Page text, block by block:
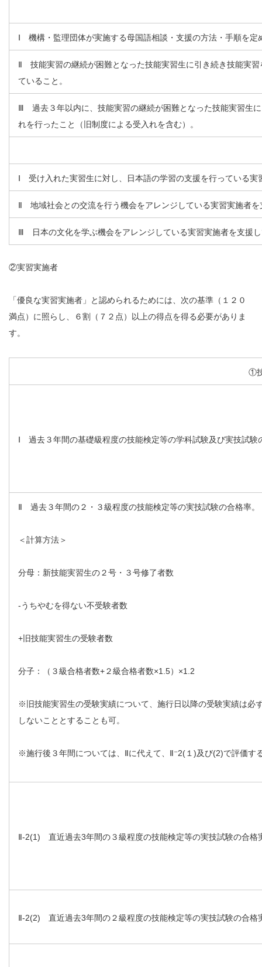
Ⅰ 機構・監理団体が実施する母国語相談・支援の方法・手順を
Ⅱ 技能実習の継続が困難となった技能実習生に引き続き技能実
ていること。
Ⅲ 過去３年以内に、技能実習の継続が困難となった技能実習生
れを行ったこと（旧制度による受入れを含む）。
Ⅰ 受け入れた実習生に対し、日本語の学習の支援を行っている実
Ⅱ 地域社会との交流を行う機会をアレンジしている実習実施者を
Ⅲ 日本の文化を学ぶ機会をアレンジしている実習実施者を支援
②実習実施者
「優良な実習実施者」と認められるためには、次の基準（１２０
満点）に照らし、６割（７２点）以上の得点を得る必要がありま
す。
①
Ⅰ 過去３年間の基礎級程度の技能検定等の学科試験及び実技試
Ⅱ 過去３年間の２・３級程度の技能検定等の実技試験の合格率。
＜計算方法＞
分母：新技能実習生の２号・３号修了者数
-うちやむを得ない不受験者数
+旧技能実習生の受験者数
分子：（３級合格者数+２級合格者数×1.5）×1.2
※旧技能実習生の受験実績について、施行日以降の受験実績は必
しないこととすることも可。
※施行後３年間については、Ⅱに代えて、Ⅱ⁻2(１)及び(2)で評価す
Ⅱ-2(1) 直近過去3年間の３級程度の技能検定等の実技試験の合格
Ⅱ-2(2) 直近過去3年間の２級程度の技能検定等の実技試験の合格